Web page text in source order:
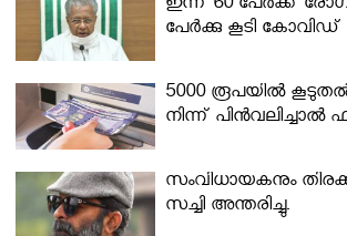
ഇന്ന് 60 പേർക്ക്
പേര്‍ക്കു കൂടി കോവിഡ്
5000 രൂപയിൽ
നിന്ന് പിൻവലിച്ചാൽ
സംവിധായകനും
സച്ചി അന്തരിച്ചു.